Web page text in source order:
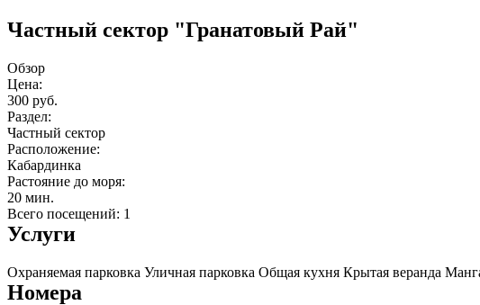
Частный сектор "Гранатовый Рай"
Обзор
Цена:
300 руб.
Раздел:
Частный сектор
Расположение:
Кабардинка
Растояние до моря:
20 мин.
Всего посещений: 1
Услуги
Охраняемая парковка Уличная парковка Общая кухня Крытая веранда
Номера